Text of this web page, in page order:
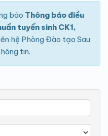
báo Thông báo điều
tuyển sinh CK1,
hệ Phòng Đào tạo Sau
tin.